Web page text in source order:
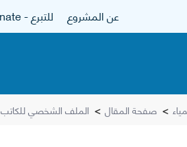
عن المشروع للتبرع - donate
> صفحة المقال > الملف الشخصي للكاتب